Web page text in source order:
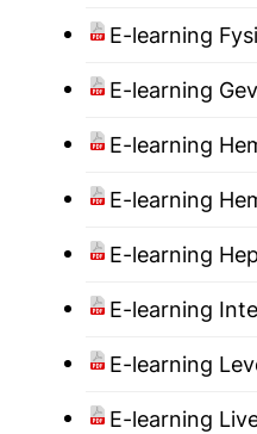
E-learning
E-learning
E-learning
E-learning
E-learning
E-learning
E-learning
E-learning